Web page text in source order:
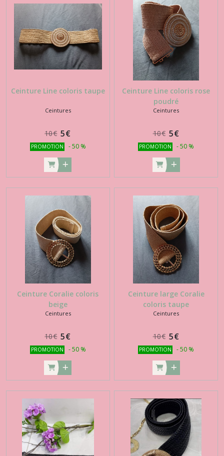
Ceinture Line coloris taupe
Ceintures
10€ 5€
PROMOTION -50 %
Ceinture Line coloris rose
poudré
Ceintures
10€ 5€
PROMOTION -50 %
Ceinture Coralie coloris
beige
Ceintures
10€ 5€
PROMOTION -50 %
Ceinture large Coralie
coloris taupe
Ceintures
10€ 5€
PROMOTION -50 %
Sacs
(1)
Chaussettes